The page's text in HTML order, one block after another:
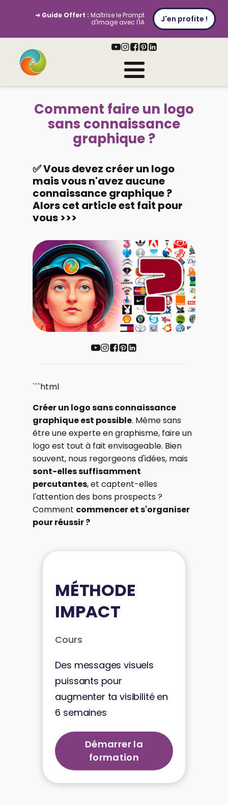
➜ Guide Offert : Maîtrise le Prompt
d'Image avec l'IA
J'en profite !
Comment faire un logo
sans connaissance
graphique ?
✅ Vous devez créer un logo
mais vous n'avez aucune
connaissance graphique ?
Alors cet article est fait pour
vous >>>
```html
Créer un logo sans connaissance
graphique est possible. Même sans
être une experte en graphisme, faire un
logo est tout à fait envisageable. Bien
souvent, nous regorgeons d'idées, mais
sont-elles suffisamment
percutantes, et captent-elles
l'attention des bons prospects ?
Comment commencer et s'organiser
pour réussir ?
MÉTHODE
IMPACT
Cours
Des messages visuels
puissants pour
augmenter ta visibilité en
6 semaines
Démarrer la
formation